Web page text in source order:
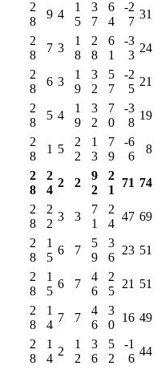
2
8
9 4
1
5
3
7
6
4
-2
7
31
2
8
7 3
1
8
2
8
6
1
-3
3
24
2
8
6 3
1
9
3
2
5
7
-2
5
21
2
8
5 4
1
9
3
2
7
0
-3
8
19
2
8
1 5
2
2
1
3
7
9
-6
6
8
2
8
2
4
2 2
9
2
2
1
71 74
2
8
2
2
3 3
7
1
2
4
47 69
2
8
1
5
6 7
5
9
3
6
23 51
2
8
1
5
6 7
4
6
2
5
21 51
2
8
1
4
7 7
4
6
3
0
16 49
2
8
1
4
2
1
2
3
6
5
2
-1
6
44